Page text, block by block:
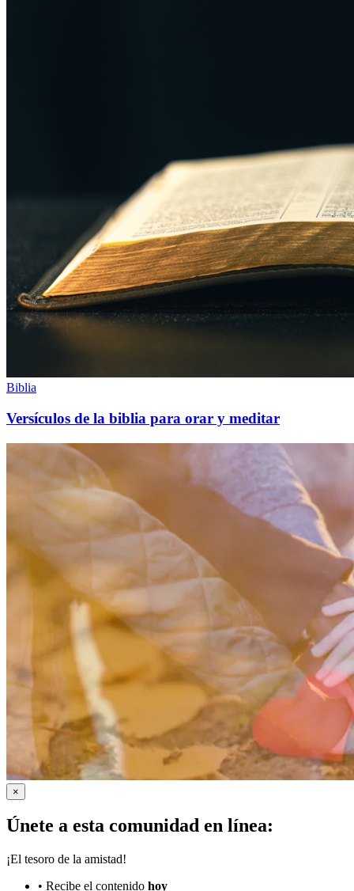
Biblia
Versículos de la biblia para orar y meditar
×
Únete a esta comunidad en línea:
¡El tesoro de la amistad!
• Recibe el contenido hoy